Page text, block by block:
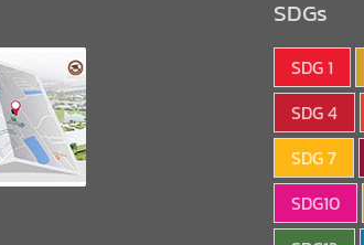
SDGs
SDG 1
SDG 4
SDG 7
SDG10